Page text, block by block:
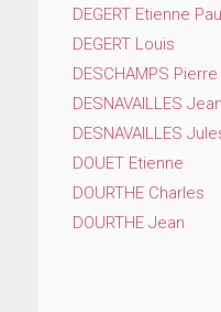
DEGERT Etienne
DEGERT Louis
DESCHAMPS Pierre
DESNAVAILLES
DESNAVAILLES
DOUET Etienne
DOURTHE Charles
DOURTHE Jean